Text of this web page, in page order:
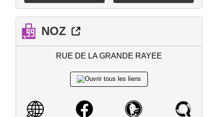
NOZ
RUE DE LA GRANDE RAYEE